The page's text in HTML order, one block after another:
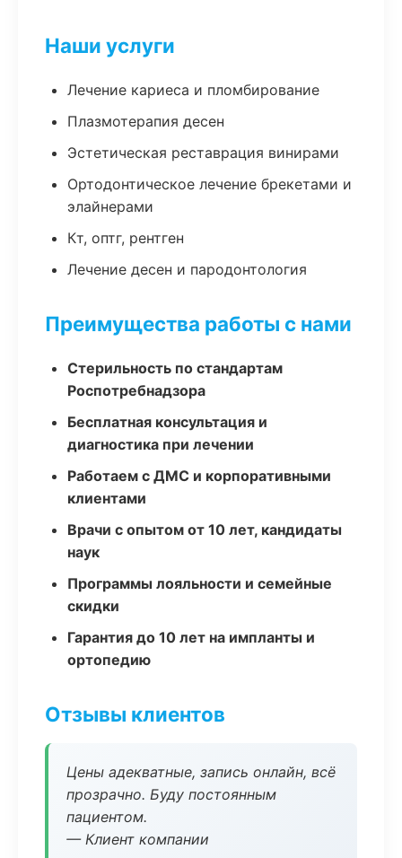
Наши услуги
Лечение кариеса и пломбирование
Плазмотерапия десен
Эстетическая реставрация винирами
Ортодонтическое лечение брекетами и
элайнерами
Кт, оптг, рентген
Лечение десен и пародонтология
Преимущества работы с нами
Стерильность по стандартам
Роспотребнадзора
Бесплатная консультация и
диагностика при лечении
Работаем с ДМС и корпоративными
клиентами
Врачи с опытом от 10 лет, кандидаты
наук
Программы лояльности и семейные
скидки
Гарантия до 10 лет на импланты и
ортопедию
Отзывы клиентов
Цены адекватные, запись онлайн, всё
прозрачно. Буду постоянным
пациентом.
— Клиент компании